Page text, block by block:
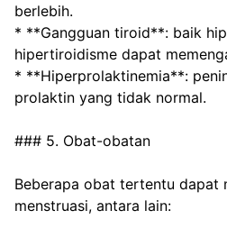
berlebih.
* **Gangguan tiroid**: baik
hipertiroidisme dapat
* **Hiperprolaktinemia**:
prolaktin yang tidak normal.
### 5. Obat-obatan
Beberapa obat tertentu dapat
menstruasi, antara lain: